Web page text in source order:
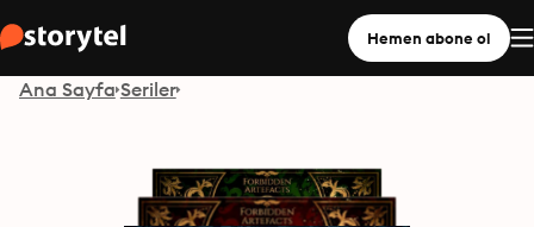
Hemen abone ol
Ana Sayfa Seriler